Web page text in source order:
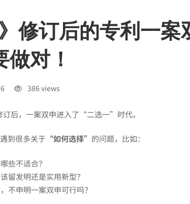
修订后的专利一
对！
386 views
订后，一案双申进入了“二选一”时代。
到很多关于 “如何选择” 的问题，比如：
些不适合？
留发明还是实用新型？
不申明一案双申可行吗？